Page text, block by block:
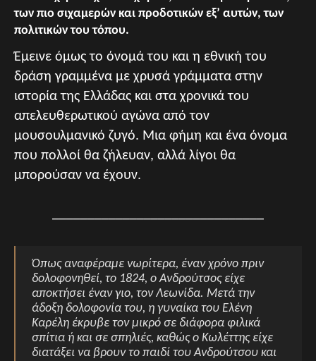
των πιο σιχαμερών και προδοτικών εξ’ αυτών, των
πολιτικών του τόπου.
Έμεινε όμως το όνομά του και η εθνική του
δράση γραμμένα με χρυσά γράμματα στην
ιστορία της Ελλάδας και στα χρονικά του
απελευθερωτικού αγώνα από τον
μουσουλμανικό ζυγό. Μια φήμη και ένα όνομα
που πολλοί θα ζήλευαν, αλλά λίγοι θα
μπορούσαν να έχουν.
Όπως αναφέραμε νωρίτερα, έναν χρόνο πριν
δολοφονηθεί, το 1824, ο Ανδρούτσος είχε
αποκτήσει έναν γιο, τον Λεωνίδα. Μετά την
άδοξη δολοφονία του, η γυναίκα του Ελένη
Καρέλη έκρυβε τον μικρό σε διάφορα φιλικά
σπίτια ή και σε σπηλιές, καθώς ο Κωλέττης είχε
διατάξει να βρουν το παιδί του Ανδρούτσου και